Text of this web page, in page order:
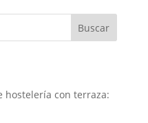
Buscar
hostelería con terraza: